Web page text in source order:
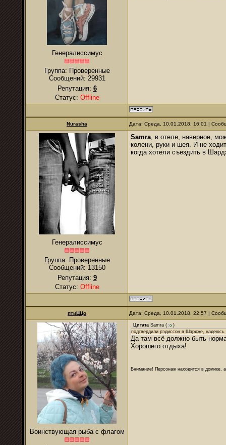
Генералиссимус
Группа: Проверенные
Сообщений: 29931
Репутация: 6
Статус: Offline
Nurаsha Дата: Среда, 10.01.2018, 16:01 |
Генералиссимус
Группа: Проверенные
Сообщений: 13150
Репутация: 9
Статус: Offline
Samra, в отеле, наверное,
колени, руки и шея. И не
когда хотели съездить в
птиЦЦо Дата: Среда, 10.01.2018, 22:57 |
Воинствующая рыба с флагом
Цитата Samra (
)
подтвердили рэдиссон в Шардже, надеюсь
Да там всё должно быть
Хорошего отдыха!
Внимание! Персонаж находится в домике,